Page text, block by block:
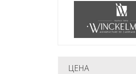
ЦЕНА